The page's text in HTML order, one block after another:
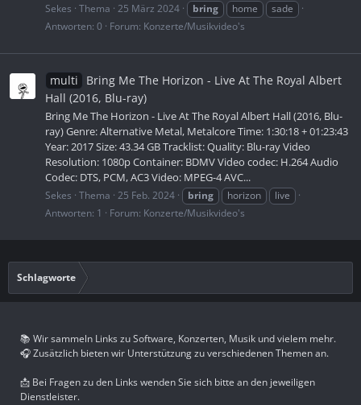
Sekes Thema 25 März 2024 bring home
sade
Antworten: 0
Forum: Konzerte/Musikvideo's
multi
Bring Me The Horizon - Live At The Royal Albert
Hall (2016, Blu-ray)
Bring Me The Horizon - Live At The Royal Albert Hall (2016, Blu-
ray) Genre: Alternative Metal, Metalcore Time: 1:30:18 + 01:23:43
Year: 2017 Size: 43.34 GB Tracklist: Quality: Blu-ray Video
Resolution: 1080p Container: BDMV Video codec: H.264 Audio
Codec: DTS, PCM, AC3 Video: MPEG-4 AVC...
Sekes Thema 25 Feb. 2024 bring horizon
live
Antworten: 1
Forum: Konzerte/Musikvideo's
Schlagworte
📚 Wir sammeln Links zu Software, Konzerten, Musik und vielem mehr.
🎧 Zusätzlich bieten wir Unterstützung zu verschiedenen Themen an.
📩 Bei Fragen zu den Links wenden Sie sich bitte an den jeweiligen
Dienstleister.